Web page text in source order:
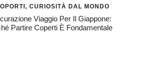
, CURIOSITÀ DAL MONDO
Viaggio Per Il Giappone:
Partire Coperti È Fondamentale